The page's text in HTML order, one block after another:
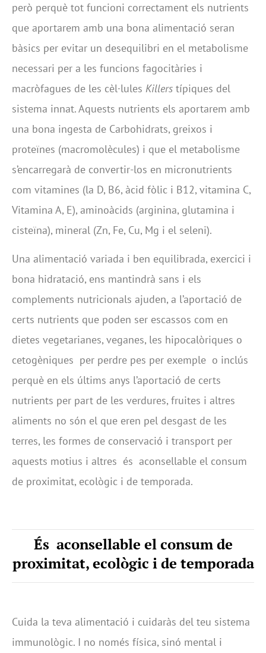
però perquè tot funcioni correctament els nutrients
que aportarem amb una bona alimentació seran
bàsics per evitar un desequilibri en el metabolisme
necessari per a les funcions fagocitàries i
macròfagues de les cèl·lules Killers típiques del
sistema innat. Aquests nutrients els aportarem amb
una bona ingesta de Carbohidrats, greixos i
proteïnes (macromolècules) i que el metabolisme
s’encarregarà de convertir-los en micronutrients
com vitamines (la D, B6, àcid fòlic i B12, vitamina C,
Vitamina A, E), aminoàcids (arginina, glutamina i
cisteïna), mineral (Zn, Fe, Cu, Mg i el seleni).
Una alimentació variada i ben equilibrada, exercici i
bona hidratació, ens mantindrà sans i els
complements nutricionals ajuden, a l’aportació de
certs nutrients que poden ser escassos com en
dietes vegetarianes, veganes, les hipocalòriques o
cetogèniques per perdre pes per exemple o inclús
perquè en els últims anys l’aportació de certs
nutrients per part de les verdures, fruites i altres
aliments no són el que eren pel desgast de les
terres, les formes de conservació i transport per
aquests motius i altres és aconsellable el consum
de proximitat, ecològic i de temporada.
És aconsellable el consum de
proximitat, ecològic i de temporada
Cuida la teva alimentació i cuidaràs del teu sistema
immunològic. I no només física, sinó mental i